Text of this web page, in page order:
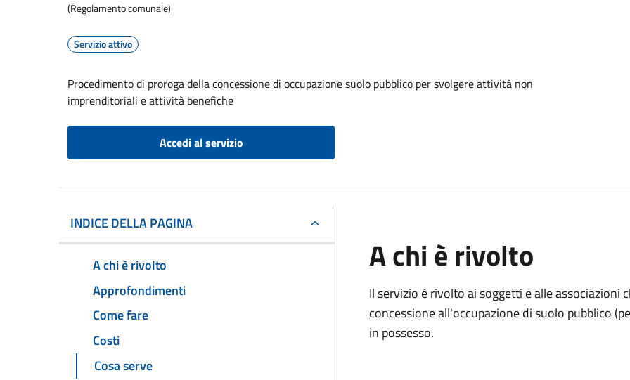
(Regolamento comunale)
Servizio attivo
Procedimento di proroga della concessione di occupazione suolo pubblico per svolgere attività non
imprenditoriali e attività benefiche
Accedi al servizio
INDICE DELLA PAGINA
A chi è rivolto
Approfondimenti
Come fare
Costi
Cosa serve
A chi è rivolto
Il servizio è rivolto ai soggetti e alle
concessione all'occupazione di suolo pubblico
in possesso.